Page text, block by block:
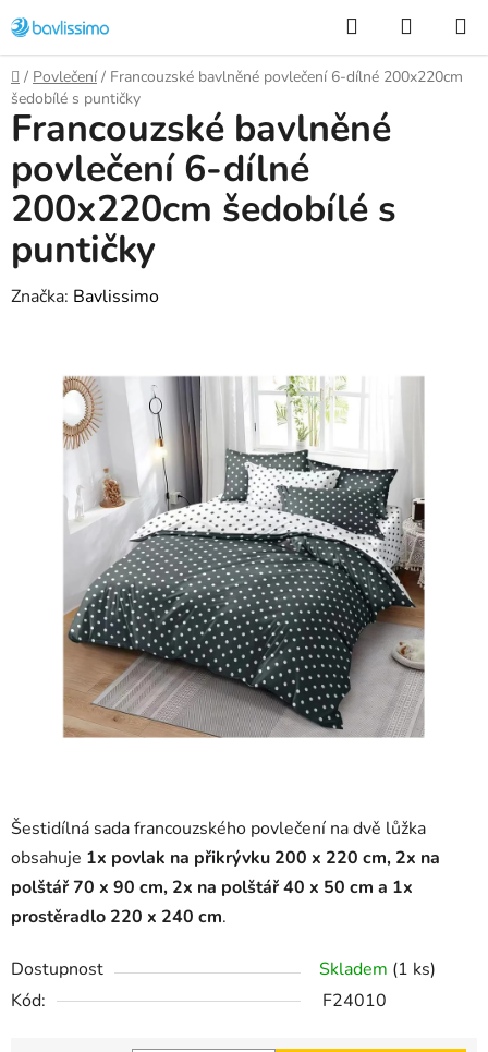
na
obsah
Hledat
KOŠÍK
Domů
/ Povlečení / Francouzské bavlněné povlečení 6-dílné 200x220cm
šedobílé s puntičky
Šestidílná sada francouzského povlečení na dvě lůžka
obsahuje 1x povlak na přikrývku 200 x 220 cm, 2x na
polštář 70 x 90 cm, 2x na polštář 40 x 50 cm a 1x
prostěradlo 220 x 240 cm.
Dostupnost Skladem (1 ks)
Kód:
F24010
Francouzské bavlněné
povlečení 6-dílné
200x220cm šedobílé s
puntičky
Značka: Bavlissimo